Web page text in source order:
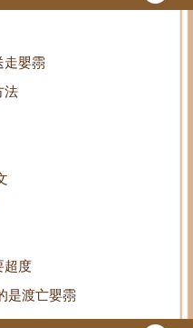
走嬰霛
法
超度
是渡亡嬰霛